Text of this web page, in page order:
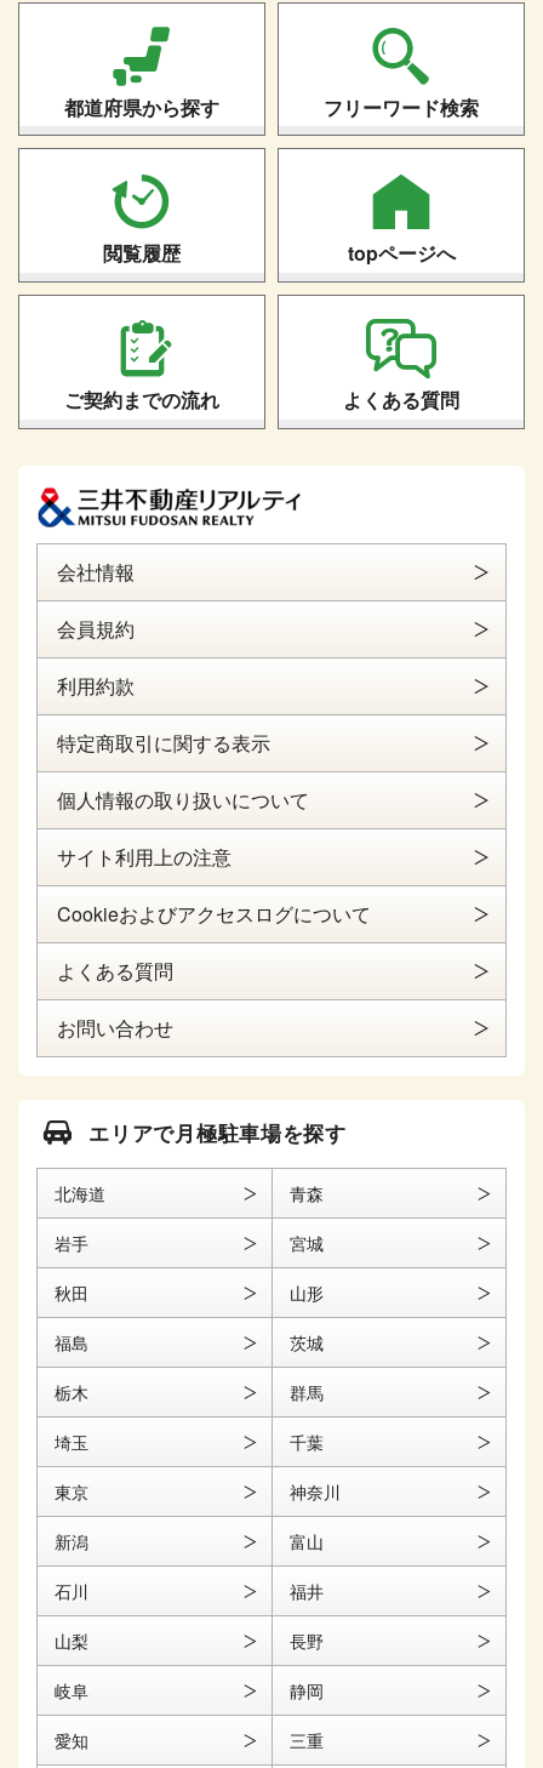
都道府県から探す フリーワード検索
閲覧履歴 topページへ
ご契約までの流れ よくある質問
会社情報
会員規約
利用約款
特定商取引に関する表示
個人情報の取り扱いについて
サイト利用上の注意
Cookieおよびアクセスログについて
よくある質問
お問い合わせ
エリアで月極駐車場を探す
北海道 青森
岩手 宮城
秋田 山形
福島 茨城
栃木 群馬
埼玉 千葉
東京 神奈川
新潟 富山
石川 福井
山梨 長野
岐阜 静岡
愛知 三重